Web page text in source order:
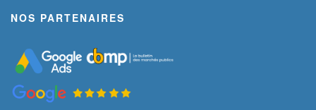
NOS PARTENAIRES